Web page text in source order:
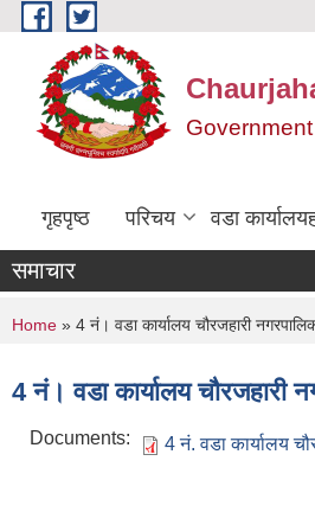
Skip to main content
गृहपृष्ठ परिचय वडा
समाचार
You are here
Home » 4 नं। वडा कार्यालय चौरजहारी
4 नं। वडा कार्यालय चौरजहारी
Documents: 4 नं. वडा कार्यालय